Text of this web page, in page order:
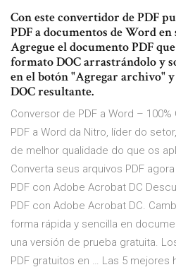
Con este convertidor de PDF
PDF a documentos de Word en
Agregue el documento PDF
formato DOC arrastrándolo y
en el botón "Agregar archivo"
DOC resultante.
Conversor de PDF a Word –
PDF a Word da Nitro, líder do
de melhor qualidade do que os
Converta seus arquivos PDF
PDF con Adobe Acrobat DC
PDF con Adobe Acrobat DC.
forma rápida y sencilla en
una versión de prueba gratuita.
PDF gratuitos en … Las 5 mejores